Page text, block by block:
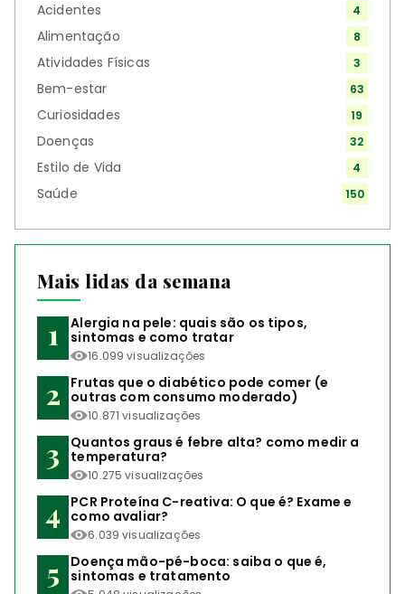
Acidentes 4
Alimentação 8
Atividades Físicas 3
Bem-estar 63
Curiosidades 19
Doenças 32
Estilo de Vida 4
Saúde 150
Mais lidas da semana
Alergia na pele: quais são os tipos,
sintomas e como tratar
16.099 visualizações
Frutas que o diabético pode comer (e
outras com consumo moderado)
10.871 visualizações
Quantos graus é febre alta? como medir a
temperatura?
10.275 visualizações
PCR Proteína C-reativa: O que é? Exame e
como avaliar?
6.039 visualizações
Doença mão-pé-boca: saiba o que é,
sintomas e tratamento